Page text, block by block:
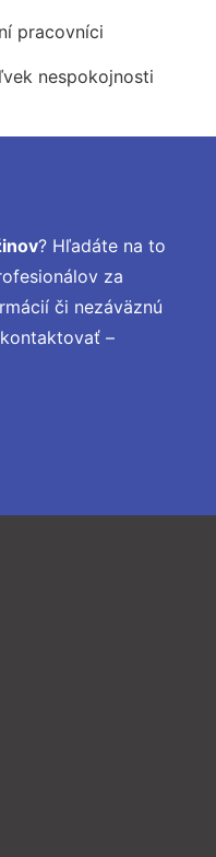
pracovníci
nespokojnosti
? Hľadáte na to
za
či nezáväznú
–